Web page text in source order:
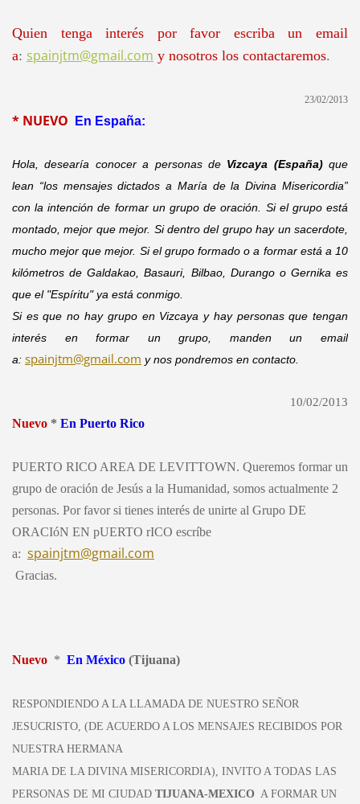
Quien tenga interés por favor escriba un email
a: spainjtm@gmail.com y nosotros los contactaremos.
23/02/2013
* NUEVO En España:
Hola, desearía conocer a personas de Vizcaya (España)que
lean “los mensajes dictados a María de la Divina Misericordia”
con la intención de formar un grupo de oración. Si el grupo está
montado, mejor que mejor. Si dentro del grupo hay un sacerdote,
mucho mejor que mejor. Si el grupo formado o a formar está a 10
kilómetros de Galdakao, Basauri, Bilbao, Durango o Gernika es
que el "Espíritu" ya está conmigo.
Si es que no hay grupo en Vizcaya y hay personas que tengan
interés en formar un grupo, manden un email
a: spainjtm@gmail.com y nos pondremos en contacto.
10/02/2013
Nuevo* En Puerto Rico
PUERTO RICO AREA DE LEVITTOWN. Queremos formar un
grupo de oración de Jesús a la Humanidad, somos actualmente 2
personas. Por favorsi tienes interés de unirte al Grupo DE
ORACIóN EN pUERTO rICO escríbe
a: spainjtm@gmail.com
Gracias.
Nuevo * En México (Tijuana)
RESPONDIENDO A LA LLAMADA DE NUESTRO SEÑOR
JESUCRISTO, (DE ACUERDO A LOS MENSAJES RECIBIDOS POR
NUESTRA HERMANA
MARIA DE LA DIVINA MISERICORDIA), INVITO A TODAS LAS
PERSONAS DE MI CIUDAD TIJUANA-MEXICOA FORMAR UN